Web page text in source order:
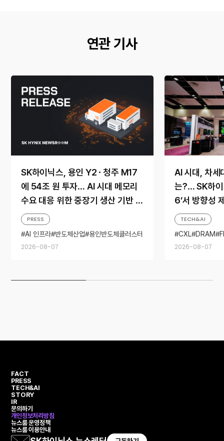
연관 기사
SK하이닉스, 용인 Y2 ∙ 청주 M17
에 54조 원 투자… AI 시대 메모리
수요 대응 위한 중장기 생산 기반 확
보
2026-08-07
PRESS
AI 인프라 반도체산업 용인반도체클러스터
AI 시대, 차세
는?… SK하
6’서 방향성
2026-08-07
TECH&AI
CXL DRAM
FACT
PRESS
TECH&AI
STORY
IR
문의하기
개인정보처리방침
뉴스룸 운영정책
뉴스룸 이용안내